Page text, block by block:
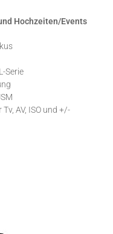
Hochzeiten/Events
Serie
AV, ISO und +/-